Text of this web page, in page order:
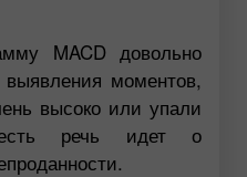
MACD довольно
моментов,
высоко или упали
речь идет о